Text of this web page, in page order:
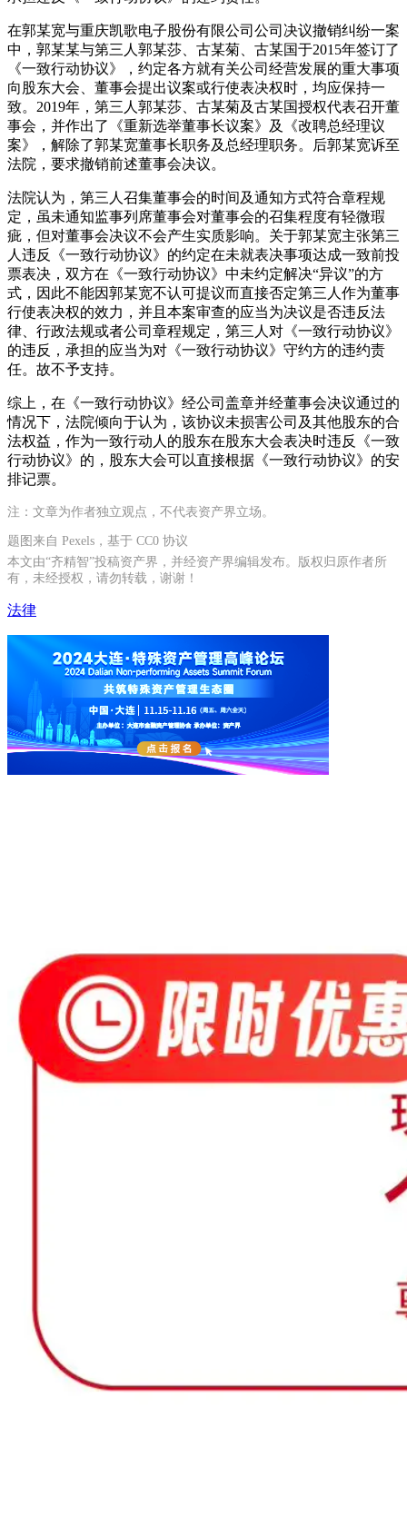
在郭某宽与重庆凯歌电子股份有限公司公司决议撤销纠纷一案
中，郭某某与第三人郭某莎、古某菊、古某国于2015年签订了
《一致行动协议》，约定各方就有关公司经营发展的重大事项
向股东大会、董事会提出议案或行使表决权时，均应保持一
致。2019年，第三人郭某莎、古某菊及古某国授权代表召开董
事会，并作出了《重新选举董事长议案》及《改聘总经理议
案》，解除了郭某宽董事长职务及总经理职务。后郭某宽诉至
法院，要求撤销前述董事会决议。
法院认为，第三人召集董事会的时间及通知方式符合章程规
定，虽未通知监事列席董事会对董事会的召集程度有轻微瑕
疵，但对董事会决议不会产生实质影响。关于郭某宽主张第三
人违反《一致行动协议》的约定在未就表决事项达成一致前投
票表决，双方在《一致行动协议》中未约定解决“异议”的方
式，因此不能因郭某宽不认可提议而直接否定第三人作为董事
行使表决权的效力，并且本案审查的应当为决议是否违反法
律、行政法规或者公司章程规定，第三人对《一致行动协议》
的违反，承担的应当为对《一致行动协议》守约方的违约责
任。故不予支持。
综上，在《一致行动协议》经公司盖章并经董事会决议通过的
情况下，法院倾向于认为，该协议未损害公司及其他股东的合
法权益，作为一致行动人的股东在股东大会表决时违反《一致
行动协议》的，股东大会可以直接根据《一致行动协议》的安
排记票。
注：文章为作者独立观点，不代表资产界立场。
题图来自 Pexels，基于 CC0 协议
本文由“齐精智”投稿资产界，并经资产界编辑发布。版权归原作者所
有，未经授权，请勿转载，谢谢！
法律